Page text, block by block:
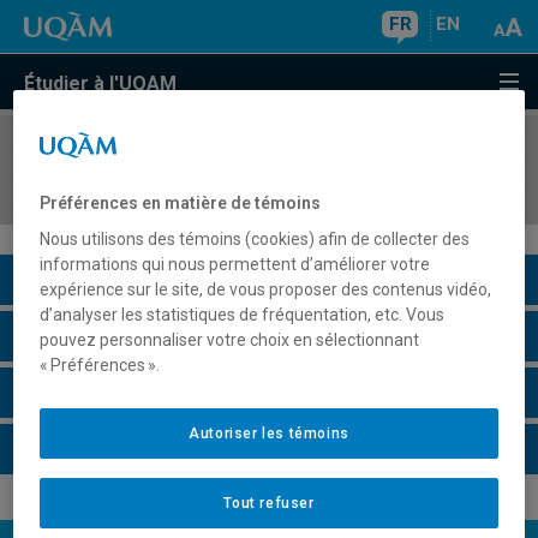
FR EN
Étudier à l'UQAM
COURS//
Description du cours
Horaire - Été 2026
Préférences en matière de témoins
Nous utilisons des témoins (cookies) afin de collecter des
informations qui nous permettent d’améliorer votre
expérience sur le site, de vous proposer des contenus vidéo,
d’analyser les statistiques de fréquentation, etc. Vous
pouvez personnaliser votre choix en sélectionnant
« Préférences ».
Tout refuser
Autoriser les témoins